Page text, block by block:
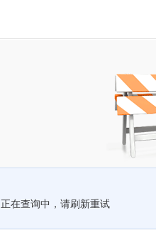
正在查询中，请刷新重试